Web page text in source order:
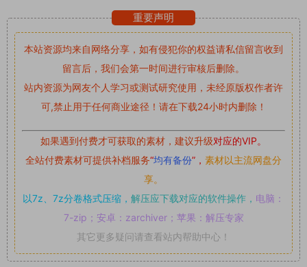
重要声明
本站资源均来自网络分享，如有侵犯你的权益请私信留言收到
留言后，我们会第一时间进行审核后删除。
站内资源为网友个人学习或测试研究使用，未经原版权作者许
可,禁止用于任何商业途径！请在下载24小时内删除！
如果遇到付费才可获取的素材，建议升级对应的VIP。
全站付费素材可提供补档服务“均有备份”， 素材以主流网盘分
享。
以7z、7z分卷格式压缩， 解压应下载对应的软件操作， 电脑：
7-zip；安卓：zarchiver；苹果：解压专家
其它更多疑问请查看站内帮助中心！